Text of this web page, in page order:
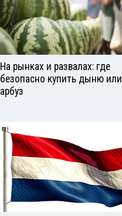
На рынках и развалах: где
безопасно купить дыню или
арбуз